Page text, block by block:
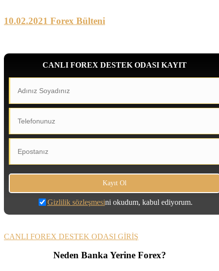
10.02.2021 Forex Bülteni
CANLI FOREX DESTEK ODASI KAYIT
Gizlilik sözleşmesini okudum, kabul ediyorum.
CANLI FOREX DESTEK ODASI GİRİŞ
Neden Banka Yerine Forex?